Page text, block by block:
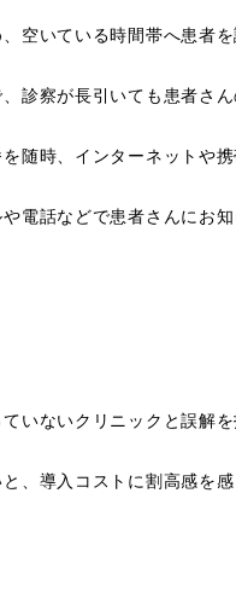
空いている時間帯へ患者を
診察が長引いても患者さん
随時、インターネットや携
電話などで患者さんにお知
いないクリニックと誤解を
、導入コストに割高感を感